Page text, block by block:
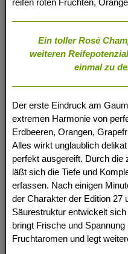
reifen roten Früchten,
Ein toller Rosé
weiteren
einmal zu
Der erste Eindruck am
extremen Harmonie von
Erdbeeren, Orangen,
Alles wirkt unglaublich
perfekt ausgereift. Durch
läßt sich die Tiefe und
erfassen. Nach einigen
der Charakter der Edition 27
Säurestruktur entwickelt
bringt Frische und
Fruchtaromen und legt